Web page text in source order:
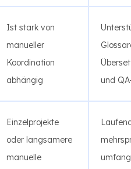
Ist stark von
manueller
Koordination
abhängig
und
Einzelprojekte
oder langsamere
manuelle